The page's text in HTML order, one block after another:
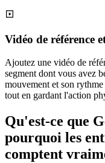
Vidéo de référence
Ajoutez une vidéo de
segment dont vous avez
mouvement et son
tout en gardant l'action
Qu'est-ce que
pourquoi les
comptent